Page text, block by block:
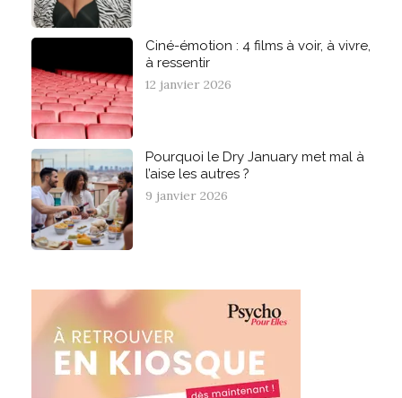
Ciné-émotion : 4 films à voir, à vivre,
à ressentir
12 janvier 2026
Pourquoi le Dry January met mal à
l’aise les autres ?
9 janvier 2026